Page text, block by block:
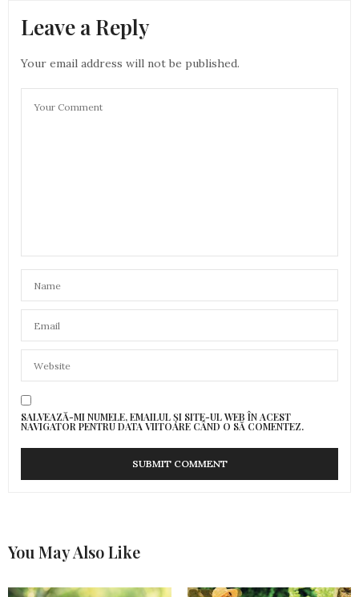
Leave a Reply
Your email address will not be published.
SALVEAZĂ-MI NUMELE, EMAILUL ȘI SITE-UL WEB ÎN ACEST
NAVIGATOR PENTRU DATA VIITOARE CÂND O SĂ COMENTEZ.
You May Also Like